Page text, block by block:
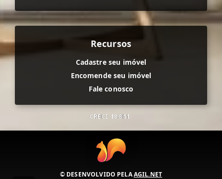
Recursos
Cadastre seu imóvel
Encomende seu imóvel
Fale conosco
CRECI 18.811
© DESENVOLVIDO PELAAGIL.NET